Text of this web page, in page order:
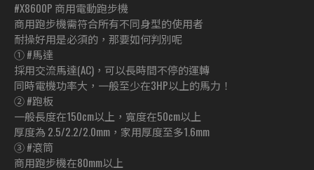
#X8600P 商用電動跑步機
商用跑步機需符合所有不同身型的使用者
耐操好用是必須的，那要如何判別呢
➀ #馬達
採用交流馬達(AC)，可以長時間不停的運轉
同時電機功率大，一般至少在3HP以上的馬力！
➁ #跑板
一般長度在150cm以上，寬度在50cm以上
厚度為 2.5/2.2/2.0mm，家用厚度至多1.6mm
➂ #滾筒
商用跑步機在80mm以上